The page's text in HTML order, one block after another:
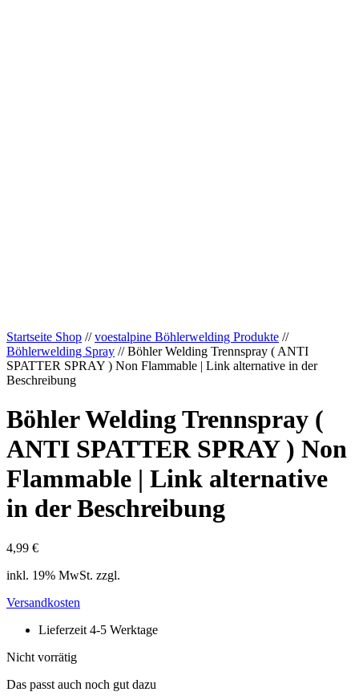
Startseite Shop //voestalpine Böhlerwelding Produkte //
Böhlerwelding Spray // Böhler Welding Trennspray ( ANTI
SPATTER SPRAY ) Non Flammable | Link alternative in der
Beschreibung
Böhler Welding Trennspray (
ANTI SPATTER SPRAY ) Non
Flammable | Link alternative
in der Beschreibung
4,99 €
inkl. 19% MwSt. zzgl.
Versandkosten
Lieferzeit 4-5 Werktage
Nicht vorrätig
Das passt auch noch gut dazu